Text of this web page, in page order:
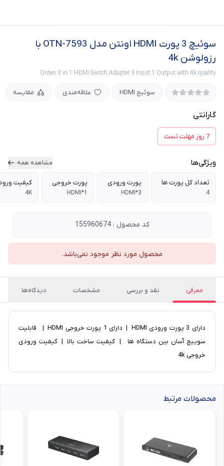
سوئیچ 3 پورت HDMI اونتن مدل OTN-7593 با
رزولوشن 4k
Onten 3 in 1 HDMI Switch Adapter 3 Input 1 Output with 4k quality
سوئیچ HDMI علاقه‌مندی مقایسه
گارانتی
7 روز مهلت تست
ویژگی‌ها مشاهده همه
تعداد کل پورت ها
4
پورت ورودی
3*HDMI
پورت خروجی
1*HDMI
کیفیت
4K
کد محصول : 155960674
محصول مورد نظر موجود نمی‌باشد.
معرفی نقد و بررسی مشخصات دیدگاه‌ها
دارای 3 پورت ورودی HDMI | دارای 1 پورت خروجی HDMI | قابلیت
سوییچ آسان بین دستگاه ها | کیفیت ساخت بالا | کیفیت ورودی
خروجی 4k
محصولات مرتبط